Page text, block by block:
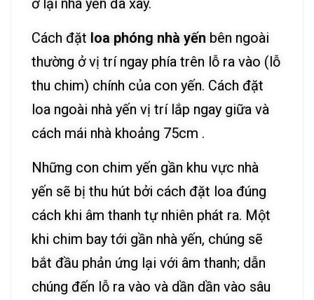
ở lại nhà yến đã xây.
Cách đặt loa phóng nhà yến bên ngoài
thường ở vị trí ngay phía trên lỗ ra vào (lỗ
thu chim) chính của con yến. Cách đặt
loa ngoài nhà yến vị trí lắp ngay giữa và
cách mái nhà khoảng 75cm .
Những con chim yến gần khu vực nhà
yến sẽ bị thu hút bởi cách đặt loa đúng
cách khi âm thanh tự nhiên phát ra. Một
khi chim bay tới gần nhà yến, chúng sẽ
bắt đầu phản ứng lại với âm thanh; dẫn
chúng đến lỗ ra vào và dần dần vào sâu